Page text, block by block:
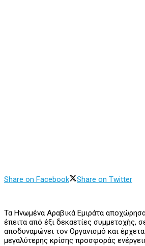
Share on Facebook Share on Twitter
Τα Ηνωμένα Αραβικά Εμιράτα
έπειτα από έξι δεκαετίες συμμετοχής,
αποδυναμώνει τον Oργανισμό και
μεγαλύτερης κρίσης προσφοράς